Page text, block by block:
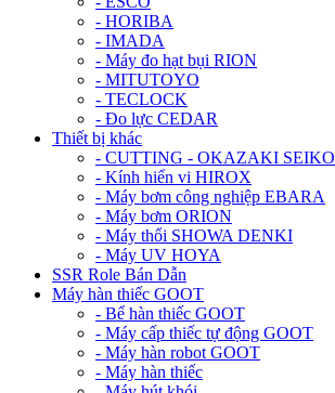
- HORIBA
- IMADA
- Máy đo hạt bụi RION
- MITUTOYO
- TECLOCK
- Đo lực CEDAR
Thiết bị khác
- CUTTING - OKAZAKI SEIKO
- Kính hiển vi HIROX
- Máy bơm công nghiệp EBARA
- Máy bơm ORION
- Máy thổi SHOWA DENKI
- Máy UV HOYA
SSR Role Bán Dẫn
Máy hàn thiếc GOOT
- Bể hàn thiếc GOOT
- Máy cấp thiếc tự động GOOT
- Máy hàn robot GOOT
- Máy hàn thiếc